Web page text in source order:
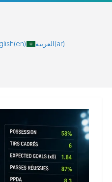
(en) العربية(ar)